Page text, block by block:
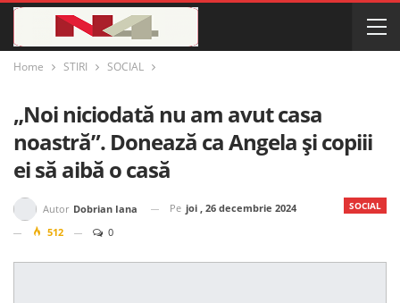
Home STIRI SOCIAL
„Noi niciodată nu am avut casa
noastră”. Donează ca Angela și copiii
ei să aibă o casă
SOCIAL
Autor Dobrian Iana Pe joi , 26 decembrie 2024
512
0